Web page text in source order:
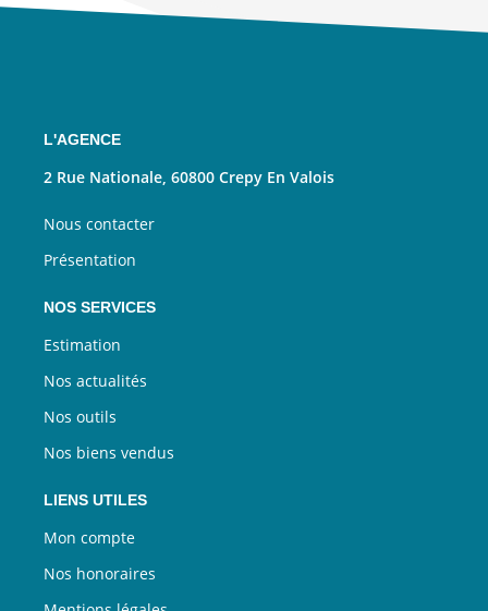
L'AGENCE
2 Rue Nationale, 60800 Crepy En Valois
Nous contacter
Présentation
NOS SERVICES
Estimation
Nos actualités
Nos outils
Nos biens vendus
LIENS UTILES
Mon compte
Nos honoraires